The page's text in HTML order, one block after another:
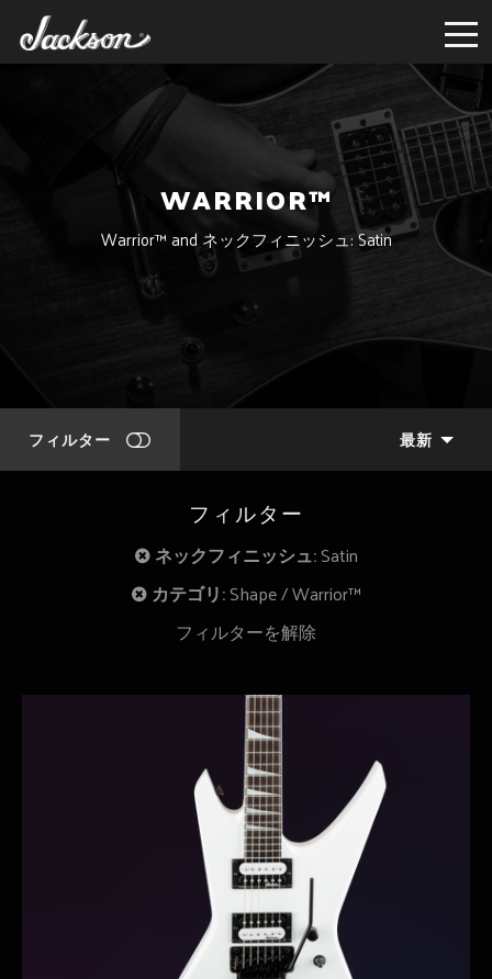
WARRIOR™
Warrior™ and ネックフィニッシュ: Satin
フィルター 最新
フィルター
ネックフィニッシュ:Satin
カテゴリ:Shape Warrior™
フィルターを解除